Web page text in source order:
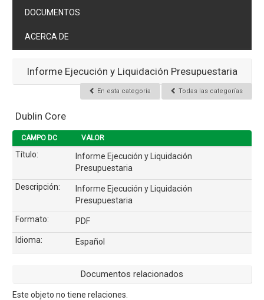
DOCUMENTOS
ACERCA DE
Informe Ejecución y Liquidación Presupuestaria
En esta categoría Todas las categorías
Dublin Core
CAMPO DC VALOR
Título:
Informe Ejecución y Liquidación
Presupuestaria
Descripción:
Informe Ejecución y Liquidación
Presupuestaria
Formato:
PDF
Idioma:
Español
Documentos relacionados
Este objeto no tiene relaciones.